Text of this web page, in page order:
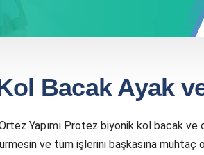
Bacak Ayak ve
Yapımı Protez biyonik kol bacak ve
ve tüm işlerini başkasına